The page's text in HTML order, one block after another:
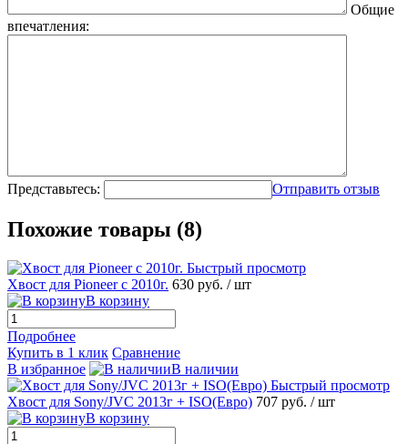
Общие
впечатления:
Представьтесь: Отправить отзыв
Похожие товары (8)
Быстрый просмотр
Хвост для Pioneer с 2010г. 630 руб. / шт
В корзину
Подробнее
Купить в 1 клик Сравнение
В избранное
В наличии
Быстрый просмотр
Хвост для Sony/JVC 2013г + ISO(Евро) 707 руб. / шт
В корзину